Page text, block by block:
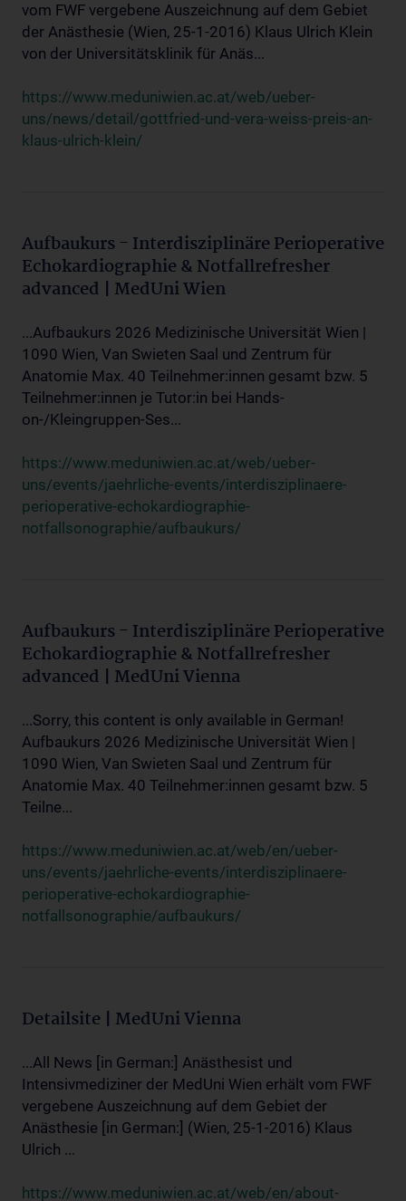
vom FWF vergebene Auszeichnung auf dem Gebiet
der Anästhesie (Wien, 25-1-2016) Klaus Ulrich Klein
von der Universitätsklinik für Anäs...
https://www.meduniwien.ac.at/web/ueber-
uns/news/detail/gottfried-und-vera-weiss-preis-an-
klaus-ulrich-klein/
Aufbaukurs - Interdisziplinäre Perioperative
Echokardiographie & Notfallrefresher
advanced | MedUni Wien
...Aufbaukurs 2026 Medizinische Universität Wien |
1090 Wien, Van Swieten Saal und Zentrum für
Anatomie Max. 40 Teilnehmer:innen gesamt bzw. 5
Teilnehmer:innen je Tutor:in bei Hands-
on-/Kleingruppen-Ses...
https://www.meduniwien.ac.at/web/ueber-
uns/events/jaehrliche-events/interdisziplinaere-
perioperative-echokardiographie-
notfallsonographie/aufbaukurs/
Aufbaukurs - Interdisziplinäre Perioperative
Echokardiographie & Notfallrefresher
advanced | MedUni Vienna
...Sorry, this content is only available in German!
Aufbaukurs 2026 Medizinische Universität Wien |
1090 Wien, Van Swieten Saal und Zentrum für
Anatomie Max. 40 Teilnehmer:innen gesamt bzw. 5
Teilne...
https://www.meduniwien.ac.at/web/en/ueber-
uns/events/jaehrliche-events/interdisziplinaere-
perioperative-echokardiographie-
notfallsonographie/aufbaukurs/
Detailsite | MedUni Vienna
...All News [in German:] Anästhesist und
Intensivmediziner der MedUni Wien erhält vom FWF
vergebene Auszeichnung auf dem Gebiet der
Anästhesie [in German:] (Wien, 25-1-2016) Klaus
Ulrich ...
https://www.meduniwien.ac.at/web/en/about-